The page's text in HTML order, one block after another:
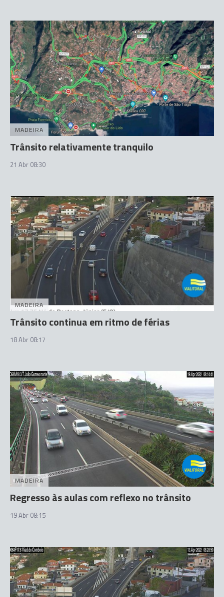
MADEIRA
Trânsito relativamente tranquilo
21 Abr 08:30
MADEIRA
Trânsito continua em ritmo de férias
18 Abr 08:17
MADEIRA
Regresso às aulas com reflexo no trânsito
19 Abr 08:15